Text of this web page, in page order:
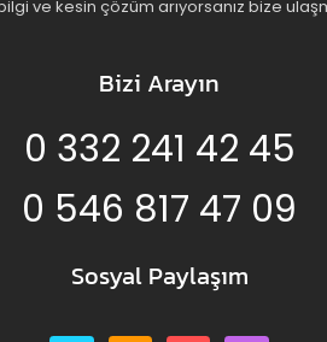
ve kesin çözüm arıyorsanız bize
Bizi Arayın
0 332 241 42 45
0 546 817 47 09
Sosyal Paylaşım